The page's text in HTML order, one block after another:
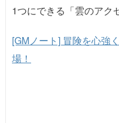
1つにできる「雲のアク
[GMノート] 冒険を心強
場！